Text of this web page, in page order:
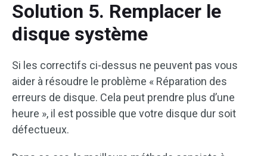
Solution 5. Remplacer le
disque système
Si les correctifs ci-dessus ne peuvent pas vous
aider à résoudre le problème « Réparation des
erreurs de disque. Cela peut prendre plus d’une
heure », il est possible que votre disque dur soit
défectueux.